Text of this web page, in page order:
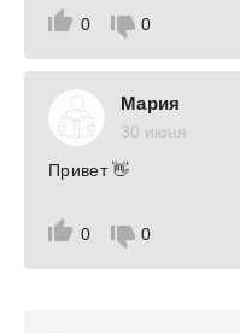
0 0
Мария
30 июня
0 0
Привет 👋